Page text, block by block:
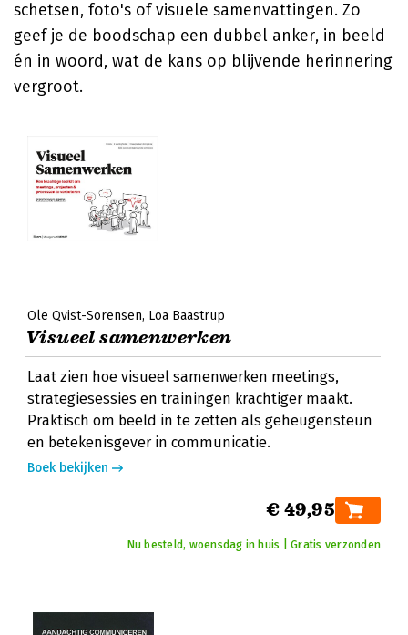
schetsen, foto's of visuele samenvattingen. Zo
geef je de boodschap een dubbel anker, in beeld
én in woord, wat de kans op blijvende herinnering
vergroot.
Ole Qvist-Sorensen Loa Baastrup
Visueel samenwerken
Laat zien hoe visueel samenwerken meetings,
strategiesessies en trainingen krachtiger maakt.
Praktisch om beeld in te zetten als geheugensteun
en betekenisgever in communicatie.
Boek bekijken
€ 49,95
Nu besteld, woensdag in huis | Gratis verzonden